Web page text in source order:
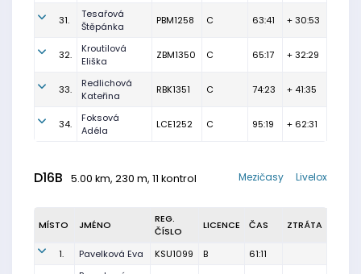
31.
Tesařová
Štěpánka
PBM1258 C 63:41 + 30:53
32.
Kroutilová
Eliška
ZBM1350 C 65:17 + 32:29
33.
Redlichová
Kateřina
RBK1351 C 74:23 + 41:35
34.
Foksová
Adéla
LCE1252 C 95:19 + 62:31
D16B 5.00 km, 230 m, 11 kontrol Livelox
Mezičasy
MÍSTO JMÉNO
REG.
ČÍSLO
LICENCE ČAS ZTRÁTA
1. Pavelková Eva KSU1099 B
61:11